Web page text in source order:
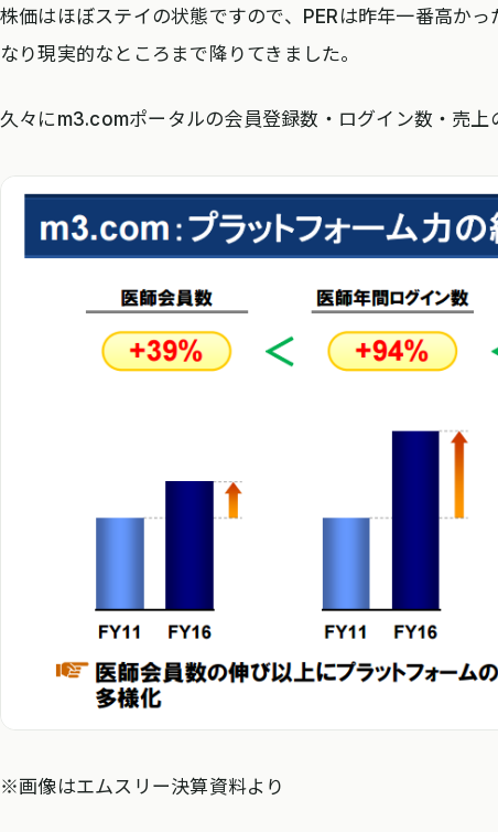
株価はほぼステイの状態ですので、PERは昨年一番高か
なり現実的なところまで降りてきました。
久々にm3.comポータルの会員登録数・ログイン数・売上
※画像はエムスリー決算資料より